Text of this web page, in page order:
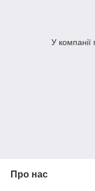
У компанії
Про нас